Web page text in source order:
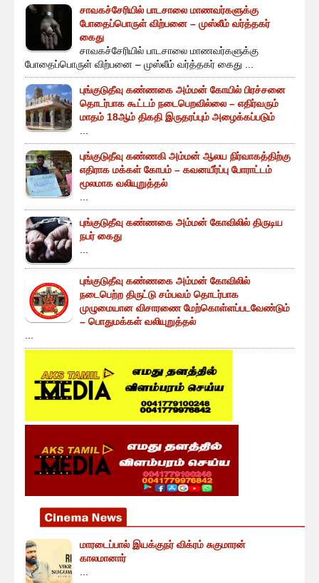
சாவகச்சேரியில் பாடசாலை மாணவர்களுக்கு
போதைப்பொருள் விற்பனை – முஸ்லீம் வர்த்தகர்
கைது
சாவகச்சேரியில் பாடசாலை மாணவர்களுக்கு
போதைப்பொருள் விற்பனை – முஸ்லீம் வர்த்தகர் கைது ...
புங்குடுதீவு கண்ணகை அம்மன் கோயில் பிரச்சனை
தொடர்பாக கூட்டம் நடைபெறவில்லை – எதிர்வரும்
மாதம் 18ஆம் திகதி இருதரப்பும் அழைக்கப்படும்
புங்குடுதீவு கண்ணகி அம்மன் ஆலய நிர்வாகத்திற்கு
எதிராக மக்கள் கோபம் – கவனயீர்ப்பு போராட்டம்
மூலமாக வலியுறுத்தல்
புங்குடுதீவு கண்ணகை அம்மன் கோவிலில் திருடிய
நபர் கைது
புங்குடுதீவு கண்ணகை அம்மன் கோவிலில்
நடைபெற்ற திருட்டு சம்பவம் தொடர்பாக
முழுமையான விசாரணை மேற்கொள்ளப்படவேண்டும்
– பொதுமக்கள் வலியுறுத்தல்
மாரடைப்பால் இயக்குநர் விக்ரம் சுகுமாரன்
காலமானார்